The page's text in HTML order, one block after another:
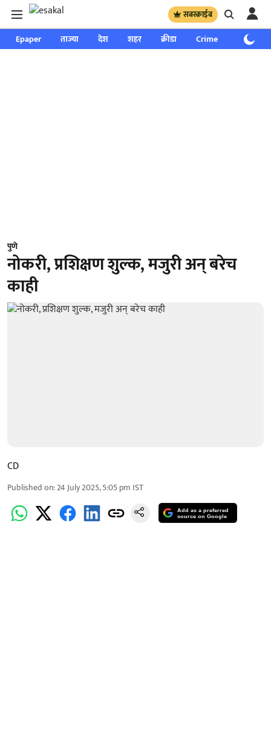
सबस्क्राईब
Epaper ताज्या देश शहर क्रीडा Crime साप्ताहिक
पुणे
नोकरी, प्रशिक्षण शुल्क, मजुरी अन् बरेच
काही
CD
Published on:24 July 2025, 5:05 pm IST
Add as a preferred
source on Google